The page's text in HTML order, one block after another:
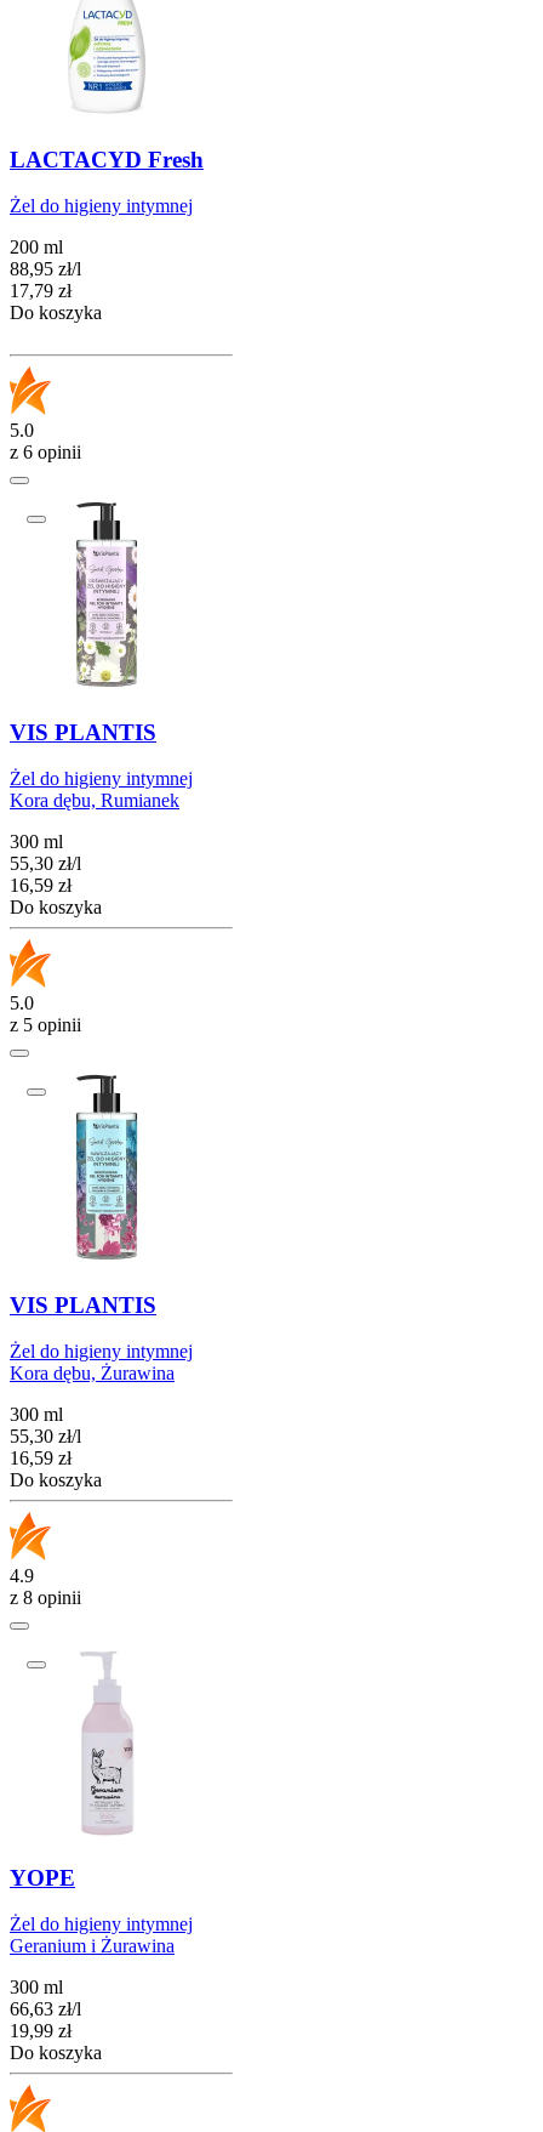
LACTACYD Fresh
Żel do higieny intymnej
200 ml
88,95 zł/l
Cena
17,79 zł
Do koszyka
5.0
z 6 opinii
VIS PLANTIS
Żel do higieny intymnej
Kora dębu, Rumianek
300 ml
55,30 zł/l
Cena
16,59 zł
Do koszyka
5.0
z 5 opinii
VIS PLANTIS
Żel do higieny intymnej
Kora dębu, Żurawina
300 ml
55,30 zł/l
Cena
16,59 zł
Do koszyka
4.9
z 8 opinii
YOPE
Żel do higieny intymnej
Geranium i Żurawina
300 ml
66,63 zł/l
Cena
19,99 zł
Do koszyka